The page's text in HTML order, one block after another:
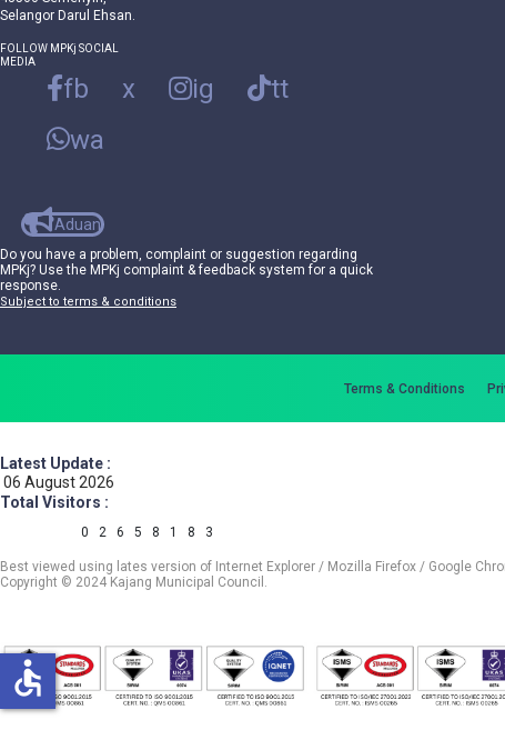
Selangor Darul Ehsan.
FOLLOW MPKj SOCIAL
MEDIA
fb x ig
tt
wa
Aduan
Do you have a problem, complaint or suggestion regarding
MPKj? Use the MPKj complaint & feedback system for a quick
response.
Subject to terms & conditions
Terms & Conditions
Latest Update :
06 August 2026
Total Visitors :
0 2 6 5 8 1 8 3
Best viewed using lates version of Internet Explorer / Mozilla Firefox / Google
Copyright © 2024 Kajang Municipal Council.
accessible